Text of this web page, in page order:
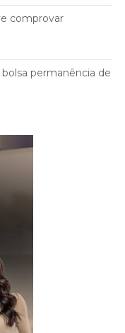
comprovar
permanência de